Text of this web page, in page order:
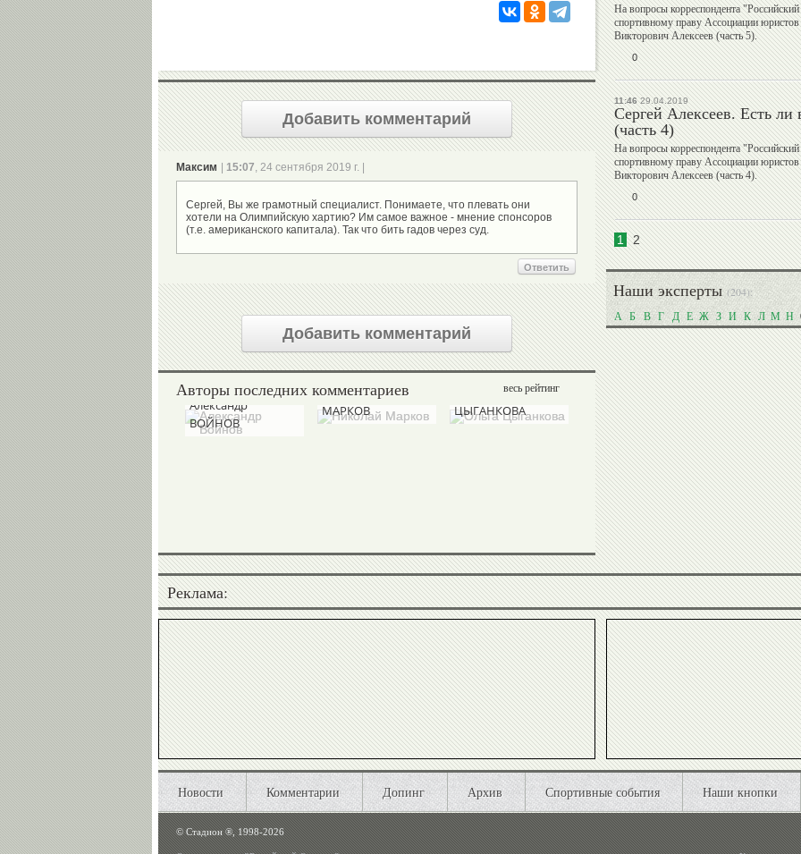
Добавить комментарий
Максим 15:07, 24 сентября 2019 г. |
Сергей, Вы же грамотный специалист. Понимаете, что плевать они
хотели на Олимпийскую хартию? Им самое важное - мнение спонсоров
Ответить
Добавить комментарий
весь рейтинг
Авторы последних комментариев
Александр
ВОЙНОВ
Николай
МАРКОВ
ЦЫГАНКОВА
Татьяна
ПОЛУХИНА
Валерий
СЫСОЕВ
Георгий
Брюсов
Владимир
Гескин
Сергей
Алексеев
Игорь
Горин
Анатолий
Царик
Александр
Душанин
Николай
Спинев
Хасанби
Таов
Вадим
Иванов
Бувайсар
Сайтиев
Александр
Карелин
Николай
Попов
Денис
Аблязин
Валентина
Родионенко
Вячеслав
Фетисов
Ксения
Семенова
На вопросы корреспондента
спортивному праву Ассоциации
Викторович Алексеев (часть 5).
0
11:4629.04.2019
Сергей Алексеев. Есть ли
(часть 4)
На вопросы корреспондента
спортивному праву Ассоциации
Викторович Алексеев (часть 4).
0
1 2
Наши эксперты(204):
А Б В Г Д Е Ж З И К Л М Н
Реклама:
Новости Комментарии Допинг Архив Спортивные события Наши кнопки
©Стадион ®, 1998-2026